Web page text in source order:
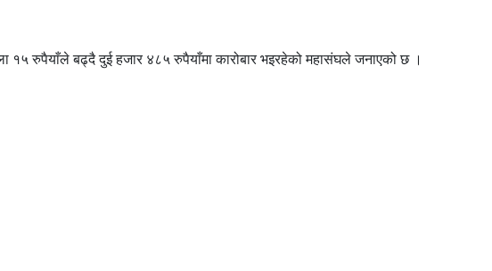
१५ रुपैयाँले बढ्दै दुई हजार ४८५ रुपैयाँमा कारोबार भइरहेको महासंघले जनाएको छ ।